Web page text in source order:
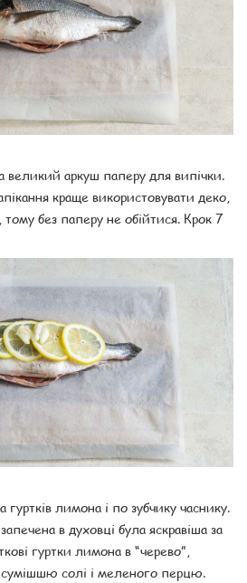
великий аркуш паперу для випічки.
краще використовувати деко,
без паперу не обійтися. Крок 7
гуртків лимона і по зубчику часнику.
в духовці була яскравіша за
гуртки лимона в “черево”,
солі і меленого перцю.